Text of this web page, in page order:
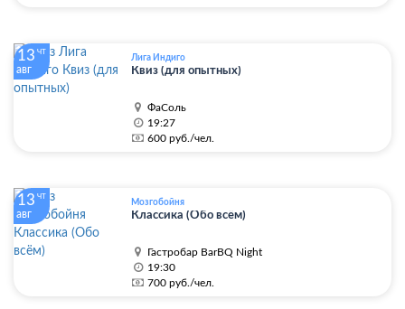
13 ЧТ
авг
Лига Индиго
Квиз (для опытных)
ФаСоль
19:27
600 руб./чел.
13 ЧТ
авг
Мозгобойня
Классика (Обо всём)
Гастробар BarBQ Night
19:30
700 руб./чел.